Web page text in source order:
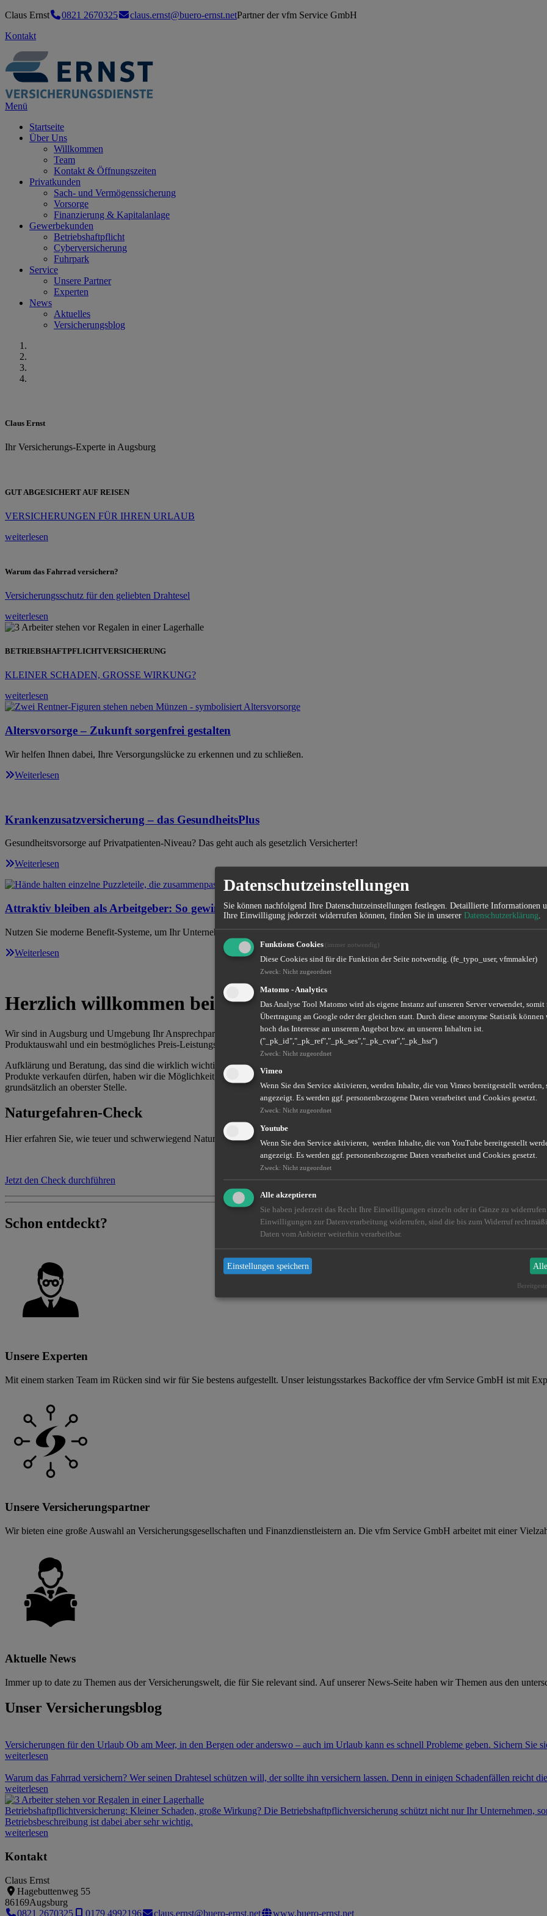
Claus Ernst 0821 2670325 claus.ernst@buero-ernst.netPartner der vfm Service GmbH
Kontakt
Menü
Startseite
Über Uns
Willkommen
Team
Kontakt & Öffnungszeiten
Privatkunden
Sach- und Vermögenssicherung
Vorsorge
Finanzierung & Kapitalanlage
Gewerbekunden
Betriebshaftpflicht
Cyberversicherung
Fuhrpark
Service
Unsere Partner
Experten
News
Aktuelles
Versicherungsblog
Claus Ernst
Ihr Versicherungs-Experte in Augsburg
GUT ABGESICHERT AUF REISEN
VERSICHERUNGEN FÜR IHREN URLAUB
weiterlesen
Warum das Fahrrad versichern?
Versicherungsschutz für den geliebten Drahtesel
weiterlesen
BETRIEBSHAFTPFLICHTVERSICHERUNG
KLEINER SCHADEN, GROSSE WIRKUNG?
weiterlesen
Altersvorsorge – Zukunft sorgenfrei gestalten
Wir helfen Ihnen dabei, Ihre Versorgungslücke zu erkennen und zu schließen.
Weiterlesen
Krankenzusatzversicherung – das GesundheitsPlus
Gesundheitsvorsorge auf Privatpatienten-Niveau? Das geht auch als gesetzlich Versicherter!
Weiterlesen
Attraktiv bleiben als Arbeitgeber: So gewinnen und halten Sie Talente
Nutzen Sie moderne Benefit-Systeme, um Ihr Unternehmen zukunftssicher zu gestalten!
Weiterlesen
Herzlich willkommen bei Claus Ernst - der
Wir sind in Augsburg und Umgebung Ihr Ansprechpartner rund um das Thema Versicherungen, Vorsorge und Finanzen. Durch meine
Produktauswahl und ein bestmögliches Preis-Leistungsverhältnis bieten.
Aufklärung und Beratung, das sind die wirklich wichtigen Leistungen, die Sie von vfm erwarten können. Denn im Vergleich zu
Produkte verkaufen dürfen, haben wir die Möglichkeit, auf fast 100 Versicherungsanbieter zugreifen zu können. Und das zu besonders
grundsätzlich an oberster Stelle.
Naturgefahren-Check
Hier erfahren Sie, wie teuer und schwerwiegend Naturgefahren in Ihrer Region sind. Die Daten basieren auf Untersuchungen der
Jetzt den Check durchführen
Schon entdeckt?
Unsere Experten
Mit einem starken Team im Rücken sind wir für Sie bestens aufgestellt. Unser leistungsstarkes Backoffice der vfm Service GmbH ist mit
Unsere Versicherungspartner
Wir bieten eine große Auswahl an Versicherungsgesellschaften und Finanzdienstleistern an. Die vfm Service GmbH arbeitet mit einer
Aktuelle News
Immer up to date zu Themen aus der Versicherungswelt, die für Sie relevant sind. Auf unserer News-Seite haben wir Themen aus den
Unser Versicherungsblog
Versicherungen für den Urlaub Ob am Meer, in den Bergen oder anderswo – auch im Urlaub kann es schnell Probleme geben. Sichern Sie
weiterlesen
Warum das Fahrrad versichern? Wer seinen Drahtesel schützen will, der sollte ihn versichern lassen. Denn in einigen Schadenfällen reicht
weiterlesen
Betriebshaftpflichtversicherung: Kleiner Schaden, große Wirkung? Die Betriebshaftpflichversicherung schützt nicht nur Ihr Unternehmen,
Betriebsbeschreibung ist dabei aber sehr wichtig.
weiterlesen
Kontakt
Claus Ernst
Hagebuttenweg 55
86169Augsburg
0821 2670325
0179 4992196 claus.ernst@buero-ernst.net www.buero-ernst.net
Datenschutzeinstellungen
Sie können nachfolgend Ihre Datenschutzeinstellungen festlegen. Detaillierte Informationen
Ihre Einwilligung jederzeit widerrufen können, finden Sie in unserer Datenschutzerklärung
Funktions Cookies (immer notwendig)
Diese Cookies sind für die Funktion der Seite notwendig. (fe_typo_user, vfmmakler)
Zweck: Nicht zugeordnet
Matomo - Analytics
Das Analyse Tool Matomo wird als eigene Instanz auf unseren Server verwendet,
Übertragung an Google oder der gleichen statt. Durch diese anonyme Statistik können
hoch das Interesse an unserem Angebot bzw. an unseren Inhalten ist.
("_pk_id","_pk_ref","_pk_ses","_pk_cvar","_pk_hsr")
Zweck: Nicht zugeordnet
Vimeo
Wenn Sie den Service aktivieren, werden Inhalte, die von Vimeo bereitgestellt werden,
angezeigt. Es werden ggf. personenbezogene Daten verarbeitet und Cookies gesetzt.
Zweck: Nicht zugeordnet
Youtube
Wenn Sie den Service aktivieren, werden Inhalte, die von YouTube bereitgestellt
angezeigt. Es werden ggf. personenbezogene Daten verarbeitet und Cookies gesetzt.
Zweck: Nicht zugeordnet
Alle akzeptieren
Sie haben jederzeit das Recht Ihre Einwilligungen einzeln oder in Gänze zu
Einwilligungen zur Datenverarbeitung widerrufen, sind die bis zum Widerruf
Daten vom Anbieter weiterhin verarbeitbar.
Einstellungen speichern